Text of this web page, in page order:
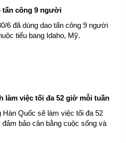
tấn công 9 người
6 đã dùng dao tấn công 9 người
tiểu bang Idaho, Mỹ.
làm việc tối đa 52 giờ mỗi tuần
Quốc sẽ làm việc tối đa 52
bảo cân bằng cuộc sống và